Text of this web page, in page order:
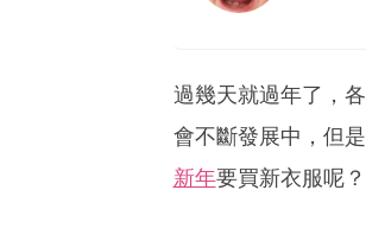
過幾天就過年了，
會不斷發展中，但
新年要買新衣服呢